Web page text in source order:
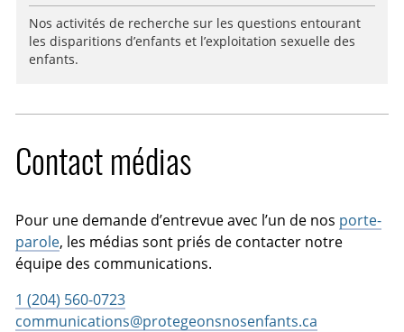
Nos activités de recherche sur les questions entourant
les disparitions d’enfants et l’exploitation sexuelle des
enfants.
Contact médias
Pour une demande d’entrevue avec l’un de nos porte-
parole, les médias sont priés de contacter notre
équipe des communications.
1 (204) 560-0723
communications@protegeonsnosenfants.ca